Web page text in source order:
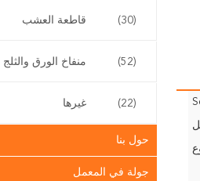
قاطعة العشب (30)
منفاخ الورق والثلج (52)
غيرها (22)
حول بنا
جولة في المعمل